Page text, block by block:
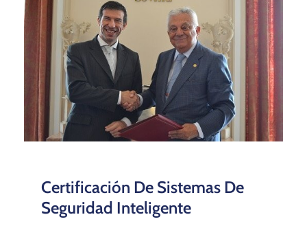
Certificación De Sistemas De
Seguridad Inteligente